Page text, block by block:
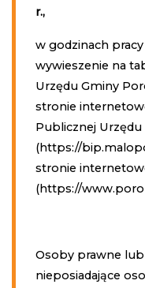
r.,
w godzinach
wywieszenie na
Urzędu Gminy
stronie
Publicznej
(https://
stronie
(https://
Osoby prawne
nieposiadające